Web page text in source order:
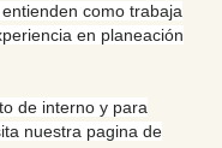
como trabaja
en planeación
de interno y para
nuestra pagina de